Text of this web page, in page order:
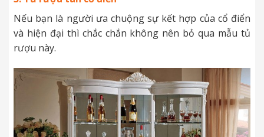
Nếu bạn là người ưa chuộng sự kết hợp của cổ điển
và hiện đại thì chắc chắn không nên bỏ qua mẫu tủ
rượu này.